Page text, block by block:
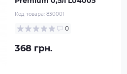
Код товара: 830001
0
368 грн.